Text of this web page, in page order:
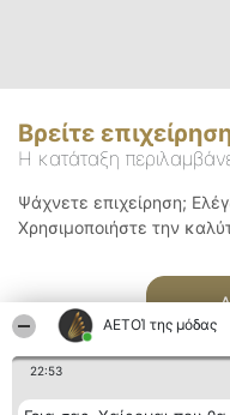
ΑΕΤΟΊ της μόδας
22:53
Βρείτε
Η κατάταξη
Ψάχνετε επιχείρηση;
Χρησιμοποιήστε την